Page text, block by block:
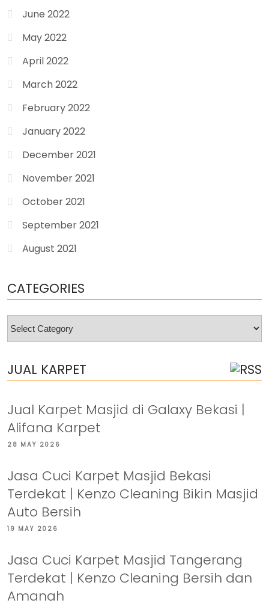
June 2022
May 2022
April 2022
March 2022
February 2022
January 2022
December 2021
November 2021
October 2021
September 2021
August 2021
CATEGORIES
Categories
JUAL KARPET
Jual Karpet Masjid di Galaxy Bekasi |
Alifana Karpet
28 MAY 2026
Jasa Cuci Karpet Masjid Bekasi
Terdekat | Kenzo Cleaning Bikin Masjid
Auto Bersih
19 MAY 2026
Jasa Cuci Karpet Masjid Tangerang
Terdekat | Kenzo Cleaning Bersih dan
Amanah